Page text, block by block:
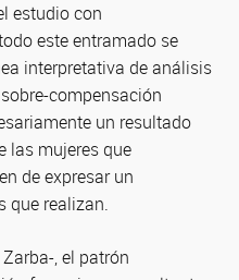
estudio con
este entramado se
interpretativa de análisis
compensación
un resultado
las mujeres que
de expresar un
que realizan.
, el patrón